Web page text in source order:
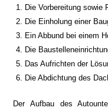
Die Vorbereitung sowie
Die Einholung einer
Ein Abbund bei einem
Die
Das Aufrichten der
Die Abdichtung des
Der Aufbau des